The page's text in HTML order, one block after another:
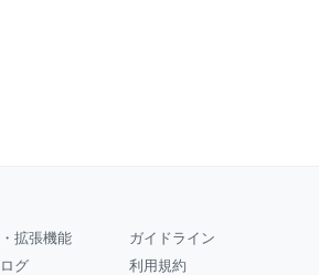
拡張機能
グ
ガイドライン
利用規約